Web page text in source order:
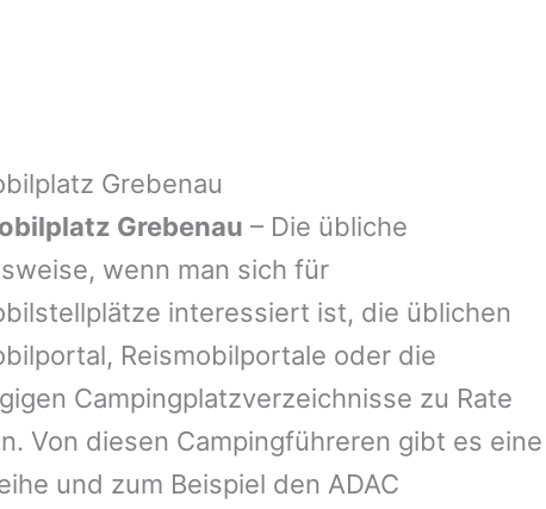
Grebenau
Grebenau – Die übliche
wenn man sich für
interessiert ist, die üblichen
Reismobilportale oder die
Campingplatzverzeichnisse zu Rate
Von diesen Campingführeren gibt es eine
und zum Beispiel den ADAC